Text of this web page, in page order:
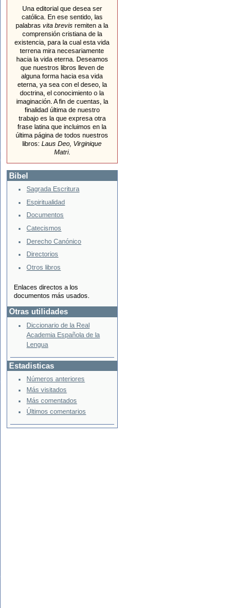
Una editorial que desea ser
católica. En ese sentido, las
palabrasvita brevis remiten a la
comprensión cristiana de la
existencia, para la cual esta vida
terrena mira necesariamente
hacia la vida eterna. Deseamos
que nuestros libros lleven de
alguna forma hacia esa vida
eterna, ya sea con el deseo, la
doctrina, el conocimiento o la
imaginación. A fin de cuentas, la
finalidad última de nuestro
trabajo es la que expresa otra
frase latina que incluimos en la
última página de todos nuestros
libros:Laus Deo, Virginique
Matri.
Bibel
Sagrada Escritura
Espiritualidad
Documentos
Catecismos
Derecho Canónico
Directorios
Otros libros
Enlaces directos a los
documentos más usados.
Otras utilidades
Diccionario de la Real
Academia Española de la
Lengua
Estadisticas
Números anteriores
Más visitados
Más comentados
Últimos comentarios